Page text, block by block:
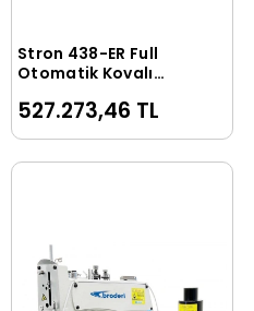
Sepete Ekle
Stron 438-ER Full
Otomatik Kovalı
527.273,46 TL